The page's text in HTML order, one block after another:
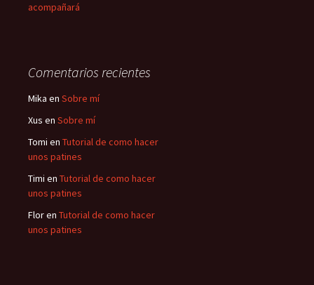
acompañará
Comentarios recientes
Mika en Sobre mí
Xus en Sobre mí
Tomi en Tutorial de como hacer
unos patines
Timi en Tutorial de como hacer
unos patines
Floren Tutorial de como hacer
unos patines